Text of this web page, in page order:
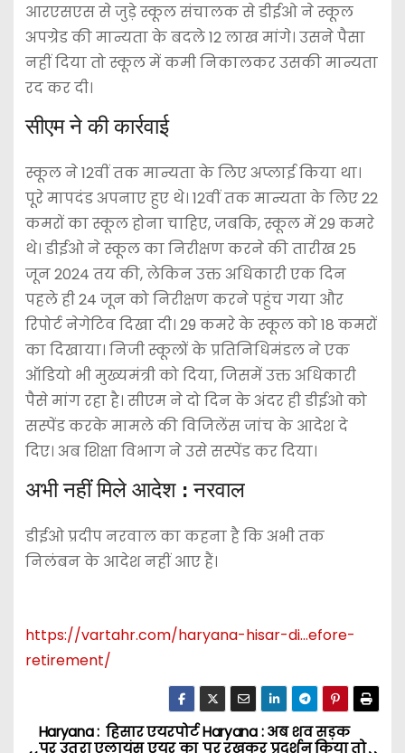
आरएसएस से जुड़े स्कूल संचालक से डीईओ ने स्कूल
अपग्रेड की मान्यता के बदले 12 लाख मांगे। उसने पैसा
नहीं दिया तो स्कूल में कमी निकालकर उसकी मान्यता
रद कर दी।
सीएम ने की कार्रवाई
स्कूल ने 12वीं तक मान्यता के लिए अप्लाई किया था।
पूरे मापदंड अपनाए हुए थे। 12वीं तक मान्यता के लिए 22
कमरों का स्कूल होना चाहिए, जबकि, स्कूल में 29 कमरे
थे। डीईओ ने स्कूल का निरीक्षण करने की तारीख 25
जून 2024 तय की, लेकिन उक्त अधिकारी एक दिन
पहले ही 24 जून को निरीक्षण करने पहुंच गया और
रिपोर्ट नेगेटिव दिखा दी। 29 कमरे के स्कूल को 18 कमरों
का दिखाया। निजी स्कूलों के प्रतिनिधिमंडल ने एक
ऑडियो भी मुख्यमंत्री को दिया, जिसमें उक्त अधिकारी
पैसे मांग रहा है। सीएम ने दो दिन के अंदर ही डीईओ को
सस्पेंड करके मामले की विजिलेंस जांच के आदेश दे
दिए। अब शिक्षा विभाग ने उसे सस्पेंड कर दिया।
अभी नहीं मिले आदेश : नरवाल
डीईओ प्रदीप नरवाल का कहना है कि अभी तक
निलंबन के आदेश नहीं आए हैं।
https://vartahr.com/haryana-hisar-di…efore-
retirement/
P
Haryana : अब शव सड़क
पर रखकर प्रदर्शन किया तो
Haryana : हिसार एयरपोर्ट
पर उतरा एलायंस एयर का